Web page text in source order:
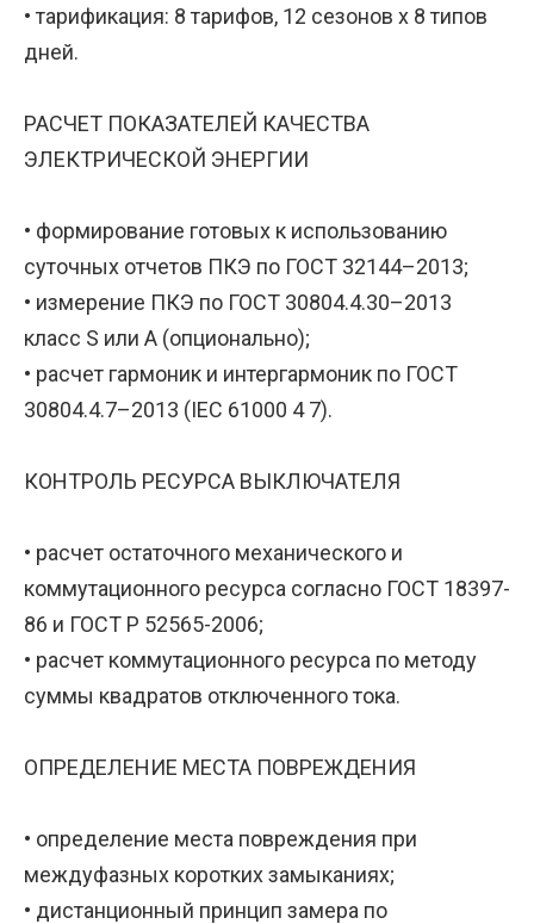
• тарификация: 8 тарифов, 12 сезонов x 8 типов
дней.
РАСЧЕТ ПОКАЗАТЕЛЕЙ КАЧЕСТВА
ЭЛЕКТРИЧЕСКОЙ ЭНЕРГИИ
• формирование готовых к использованию
суточных отчетов ПКЭ по ГОСТ 32144–2013;
• измерение ПКЭ по ГОСТ 30804.4.30–2013
класс S или А (опционально);
• расчет гармоник и интергармоник по ГОСТ
30804.4.7–2013 (IEC 61000 4 7).
КОНТРОЛЬ РЕСУРСА ВЫКЛЮЧАТЕЛЯ
• расчет остаточного механического и
коммутационного ресурса согласно ГОСТ 18397-
86 и ГОСТ Р 52565-2006;
• расчет коммутационного ресурса по методу
суммы квадратов отключенного тока.
ОПРЕДЕЛЕНИЕ МЕСТА ПОВРЕЖДЕНИЯ
• определение места повреждения при
междуфазных коротких замыканиях;
• дистанционный принцип замера по